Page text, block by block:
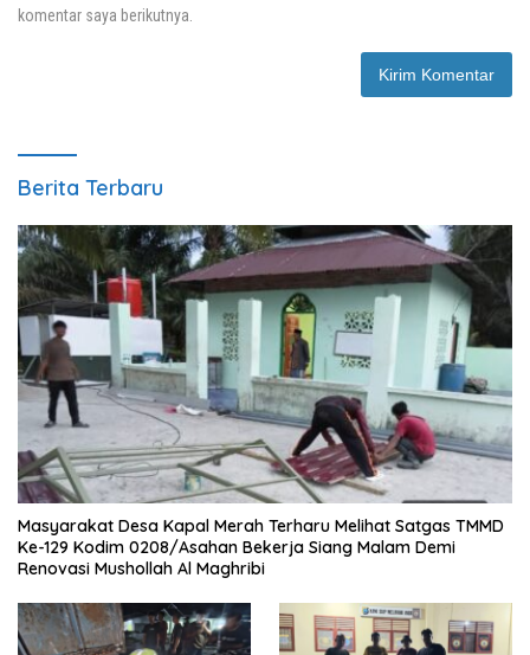
komentar saya berikutnya.
Berita Terbaru
Masyarakat Desa Kapal Merah Terharu Melihat Satgas TMMD
Ke-129 Kodim 0208/Asahan Bekerja Siang Malam Demi
Renovasi Mushollah Al Maghribi